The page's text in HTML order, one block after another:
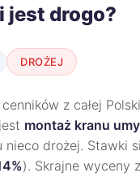
jest drogo?
DROŻEJ
cenników z całej
montaż kranu
drożej. Stawki
). Skrajne wyceny